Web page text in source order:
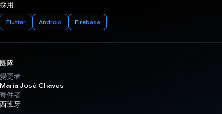
採用
Flutter Android Firebase
團隊
變更者
María José Chaves
寄件者
西班牙